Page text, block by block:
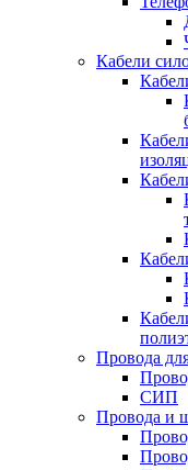
Кабели
Провода
СИП
Провода и